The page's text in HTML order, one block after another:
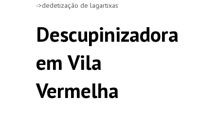
->dedetização de lagartixas
Descupinizadora
em Vila
Vermelha